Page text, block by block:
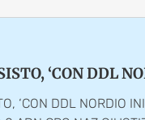
‘CON DDL
‘CON DDL NORDIO